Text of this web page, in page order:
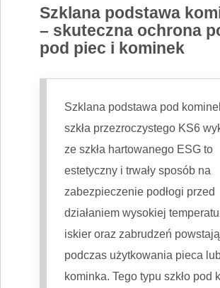
Szklana podstawa
– skuteczna ochrona
pod piec i kominek
Szklana podstawa pod
szkła przezroczystego KS6
ze szkła hartowanego ESG to
estetyczny i trwały sposób na
zabezpieczenie podłogi przed
działaniem wysokiej
iskier oraz zabrudzeń
podczas użytkowania pieca
kominka. Tego typu szkło pod